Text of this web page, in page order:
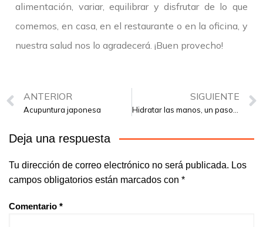
alimentación, variar, equilibrar y disfrutar de lo que
comemos, en casa, en el restaurante o en la oficina, y
nuestra salud nos lo agradecerá. ¡Buen provecho!
ANTERIOR
Acupuntura japonesa
SIGUIENTE
Deja una respuesta
Tu dirección de correo electrónico no será publicada. Los
campos obligatorios están marcados con *
Comentario *